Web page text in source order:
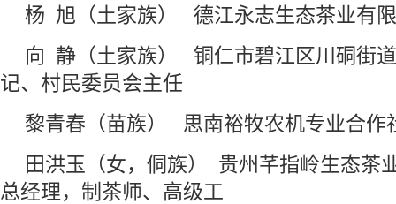
杨 旭（土家族） 德江永志生态茶业有
向 静（土家族） 铜仁市碧江区川硐街
记、村民委员会主任
黎青春（苗族） 思南裕牧农机专业合作
田洪玉（女，侗族） 贵州芊指岭生态茶
总经理，制茶师、高级工